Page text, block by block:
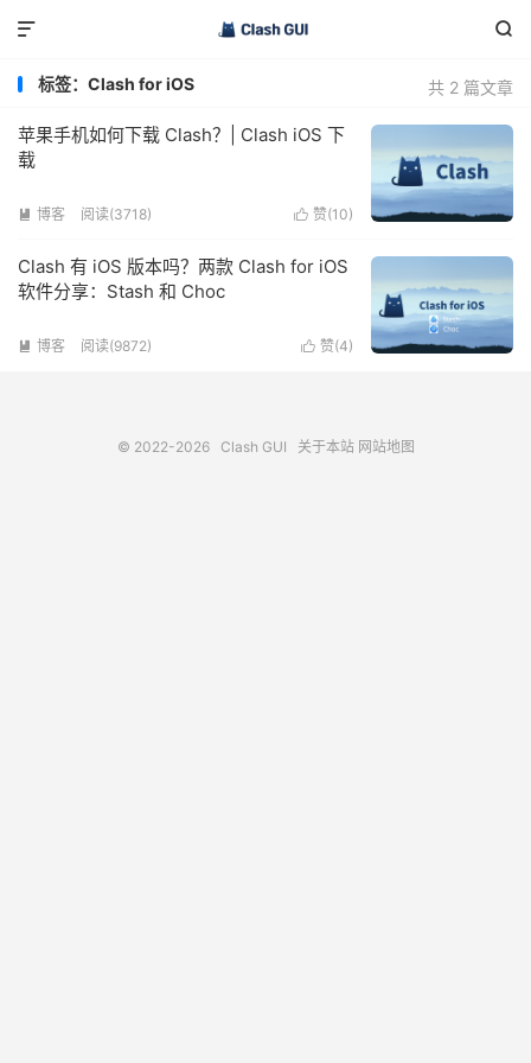


共 2 篇文章
标签：Clash for iOS
苹果手机如何下载 Clash？| Clash iOS 下
载
 赞(10)
 博客 阅读(3718)
Clash 有 iOS 版本吗？两款 Clash for iOS
软件分享：Stash 和 Choc
 赞(4)
 博客 阅读(9872)
© 2022-2026 Clash GUI 关于本站 网站地图